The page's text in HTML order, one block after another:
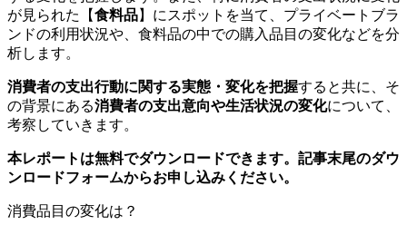
が見られた【食料品】にスポットを当て、プライベートブラ
ンドの利用状況や、食料品の中での購入品目の変化などを分
析します。
消費者の支出行動に関する実態・変化を把握すると共に、そ
の背景にある消費者の支出意向や生活状況の変化について、
考察していきます。
本レポートは無料でダウンロードできます。記事末尾のダウ
ンロードフォームからお申し込みください。
消費品目の変化は？